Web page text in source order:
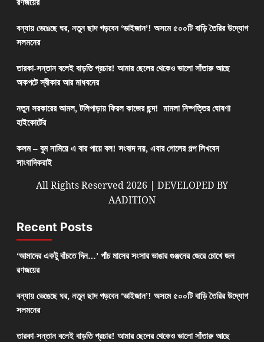
বন্যায় ভেঙেছে ঘর, নতুন ছাদ গড়বেন ‘ভাইজান’! অসমে ৫০০টি বাড়ি তৈরির উদ্যোগ
সলমনের
তারকা-সন্তান বলেই বাড়তি প্রচার! আমার ছেলের থেকেও ভালো সাঁতারু আছে
অকপটে স্বীকার আর মাধবনের
নতুন সরকারের আমল, টলিপাড়ায় ফিরল কাজের ছন্দ! মামলা নিষ্পত্তির ঘোষণা
হাইকোর্টের
কলম – বুম নামিয়ে এ বার পায়ে বল! সংবাদ নয়, এবার গোলের গল্প লিখবেন
সাংবাদিকরাই
All Rights Reserved 2026 | DEVELOPED BY
AADITION
Recent Posts
‘আমাদের একটু বাঁচতে দিন…’ পাঁচ মাসের সংসার ভাঙার গুঞ্জনের জেরে চোখে জল
রণজয়ের
বন্যায় ভেঙেছে ঘর, নতুন ছাদ গড়বেন ‘ভাইজান’! অসমে ৫০০টি বাড়ি তৈরির উদ্যোগ
সলমনের
তারকা-সন্তান বলেই বাড়তি প্রচার! আমার ছেলের থেকেও ভালো সাঁতারু আছে